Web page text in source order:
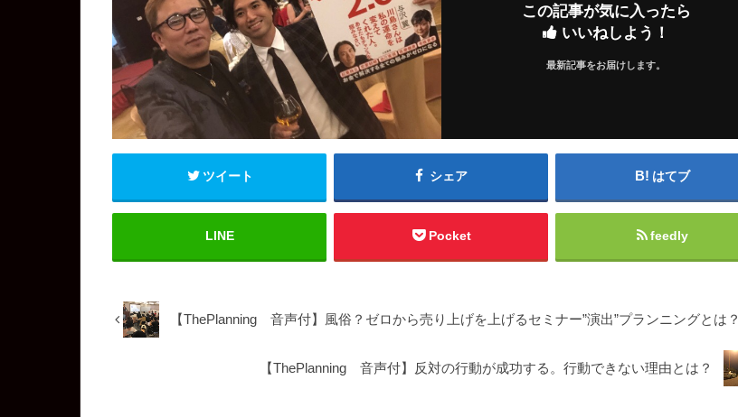
この記事が気に入ったら
いいねしよう！
最新記事をお届けします。
ツイート シェア はてブ
LINE Pocket feedly
【ThePlanning 音声付】風俗？ゼロから売り上げを上げるセミナー”演出”プランニングとは？
【ThePlanning 音声付】反対の行動が成功する。行動できない理由とは？